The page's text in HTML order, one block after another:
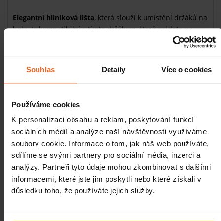
Souhlas Detaily Více o cookies
Používáme cookies
K personalizaci obsahu a reklam, poskytování funkcí
sociálních médií a analýze naší návštěvnosti využíváme
soubory cookie. Informace o tom, jak náš web používáte,
sdílíme se svými partnery pro sociální média, inzerci a
analýzy. Partneři tyto údaje mohou zkombinovat s dalšími
informacemi, které jste jim poskytli nebo které získali v
důsledku toho, že používáte jejich služby.
Elegantní hliníková lišta, která slouží k umístění držáků na
hole. Je kompatibilní s tímto držákem, který najdete na
našem e-shopu. Lištu přiděláte ke zdi jako každou jinou
Držák hole
SKLADEM
65 Kč Více
Držák hole se 2 otvory pro montáž na zeď
SKLADEM
195 Kč